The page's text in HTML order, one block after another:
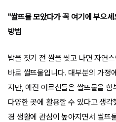
"쌀뜨물 모았다가 꼭 여기에 부으
방법
밥을 짓기 전 쌀을 씻고 나면 자연
바로 쌀뜨물입니다. 대부분의 가정
지만, 예전 어르신들은 쌀뜨물을
다양한 곳에 활용할 수 있다고 생
경 생활에 관심이 높아지면서 쌀뜨